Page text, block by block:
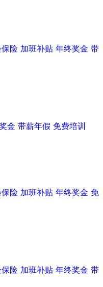
险 加班补贴 年终奖金 带
金 带薪年假 免费培训
险 加班补贴 年终奖金 免
险 加班补贴 年终奖金 带